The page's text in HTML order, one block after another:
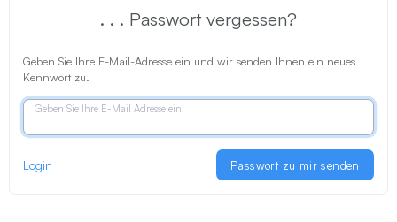
. . . Passwort vergessen?
Geben Sie Ihre E-Mail-Adresse ein und wir senden Ihnen ein neues
Kennwort zu.
Geben Sie Ihre E-Mail Adresse ein:
Login Passwort zu mir senden